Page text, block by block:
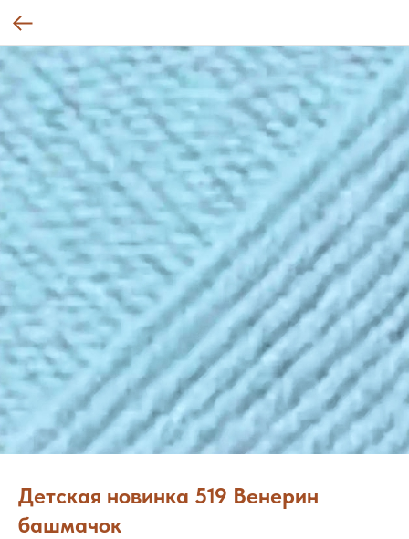
Детская новинка 519 Венерин
башмачок